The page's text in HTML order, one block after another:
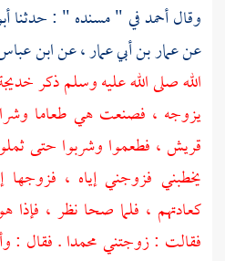
وقالأحمدفي " مسنده " : حدثنا
عنعمار بن أبي عمار ،عنابن
الله صلى الله عليه وسلم ذكر
يزوجه ، فصنعت هي طعاما
قريش ، فطعموا وشربوا حتى
يخطبني فزوجني إياه ، فزوجها
كعادتهم ، فلما صحا نظر ،
فقالت : زوجتنيمحمدا. فقال :